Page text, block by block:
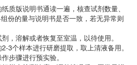
质版说明书通读一遍，核查试剂数量、
份的量与说明书是否一致，若无异常则
，溶解或者恢复至室温，以待使用。
3个样本进行研磨提取，取上清液备用。
步骤进行预实验。